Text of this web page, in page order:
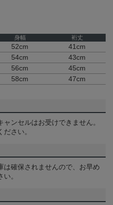
身幅 裄丈
52cm
41cm
54cm
43cm
56cm
45cm
58cm 47cm
ンセルはお受けできません。
ださい。
は確保されませんので、お早め
。